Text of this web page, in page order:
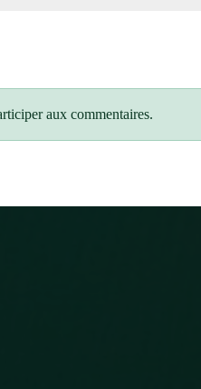
aux commentaires.